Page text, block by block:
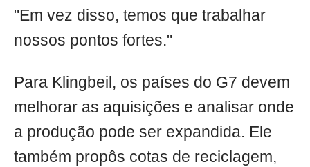
"Em vez disso, temos que trabalhar
nossos pontos fortes."
Para Klingbeil, os países do G7 devem
melhorar as aquisições e analisar onde
a produção pode ser expandida. Ele
também propôs cotas de reciclagem,